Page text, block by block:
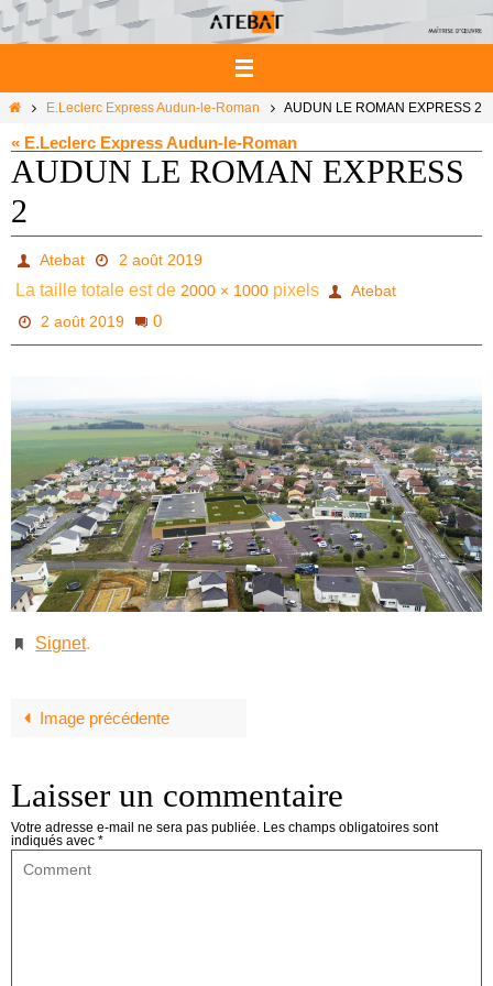
Passer
vers
le
HomeE.Leclerc Express Audun-le-Roman AUDUN LE ROMAN EXPRESS 2
« E.Leclerc Express Audun-le-Roman
AUDUN LE ROMAN EXPRESS
2
Atebat 2 août 2019
La taille totale est de 2000 × 1000 pixels
Atebat
2 août 2019
0
Signet.
Image précédente
Laisser un commentaire
Votre adresse e-mail ne sera pas publiée. Les champs obligatoires sont
indiqués avec *